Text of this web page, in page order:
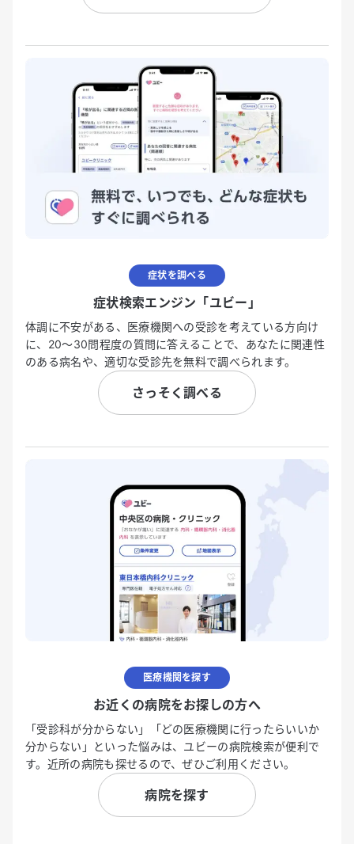
症状を調べる
症状検索エンジン「ユビー」
体調に不安がある、医療機関への受診を考えている方向け
に、20〜30問程度の質問に答えることで、あなたに関連性
のある病名や、適切な受診先を無料で調べられます。
さっそく調べる
医療機関を探す
お近くの病院をお探しの方へ
「受診科が分からない」「どの医療機関に行ったらいいか
分からない」といった悩みは、ユビーの病院検索が便利で
す。近所の病院も探せるので、ぜひご利用ください。
病院を探す